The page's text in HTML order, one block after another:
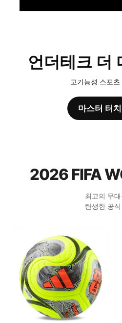
언더테크 더
고기능성 스포
마스터 터
2026 FIFA
최고의 무
탄생한 공